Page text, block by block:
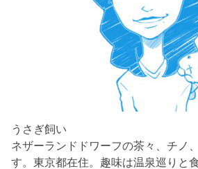
うさぎ飼い
ネザーランドドワーフの茶々、チノ
す。東京都在住。趣味は温泉巡りと